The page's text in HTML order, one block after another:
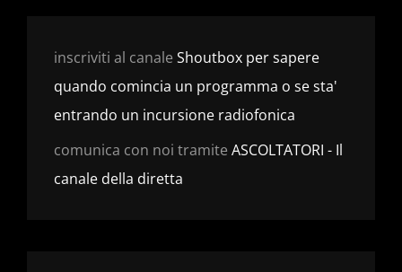
inscriviti al canale Shoutbox per sapere
quando comincia un programma o se sta'
entrando un incursione radiofonica
comunica con noi tramite ASCOLTATORI - Il
canale della diretta